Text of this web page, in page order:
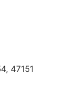
47151